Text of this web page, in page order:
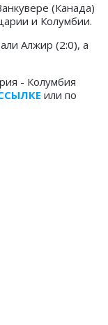
(Канада)
и Колумбии.
Алжир (2:0), а
- Колумбия
или по